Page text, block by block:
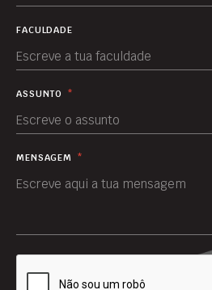
FACULDADE
ASSUNTO *
MENSAGEM *